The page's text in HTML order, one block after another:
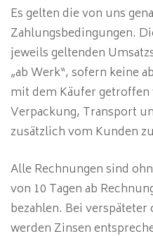
Es gelten die von uns
Zahlungsbedingungen.
jeweils geltenden
„ab Werk“, sofern keine
mit dem Käufer
Verpackung, Transport
zusätzlich vom Kunden
Alle Rechnungen sind
von 10 Tagen ab
bezahlen. Bei
werden Zinsen